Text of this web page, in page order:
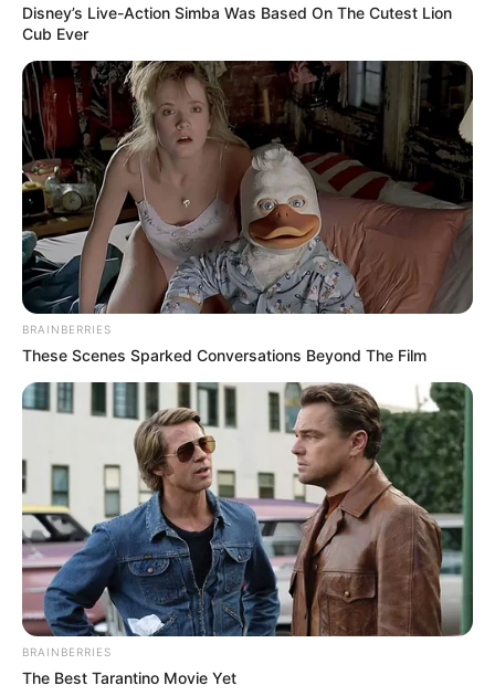
Disney’s Live-Action Simba Was Based On The Cutest Lion
Cub Ever
BRAINBERRIES
These Scenes Sparked Conversations Beyond The Film
BRAINBERRIES
The Best Tarantino Movie Yet